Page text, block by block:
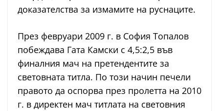
доказателства за измамите на руснаците.
През февруари 2009 г. в София Топалов
побеждава Гата Камски с 4,5:2,5 във
финалния мач на претендентите за
световната титла. По този начин печели
правото да оспорва през пролетта на 2010
г. в директен мач титлата на световния